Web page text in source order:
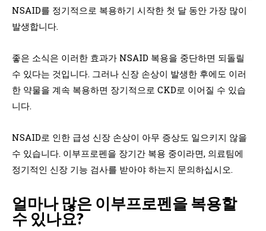
NSAID를 정기적으로 복용하기 시작한 첫 달 동안 가장 많이
발생합니다.
좋은 소식은 이러한 효과가 NSAID 복용을 중단하면 되돌릴
수 있다는 것입니다. 그러나 신장 손상이 발생한 후에도 이러
한 약물을 계속 복용하면 장기적으로 CKD로 이어질 수 있습
니다.
NSAID로 인한 급성 신장 손상이 아무 증상도 일으키지 않을
수 있습니다. 이부프로펜을 장기간 복용 중이라면, 의료팀에
정기적인 신장 기능 검사를 받아야 하는지 문의하십시오.
얼마나 많은 이부프로펜을 복용할
수 있나요?